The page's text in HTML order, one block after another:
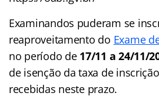
Examinandos puderam se
reaproveitamento do Exame
no período de17/11 a 24/11/
de isenção da taxa de
recebidas neste prazo.